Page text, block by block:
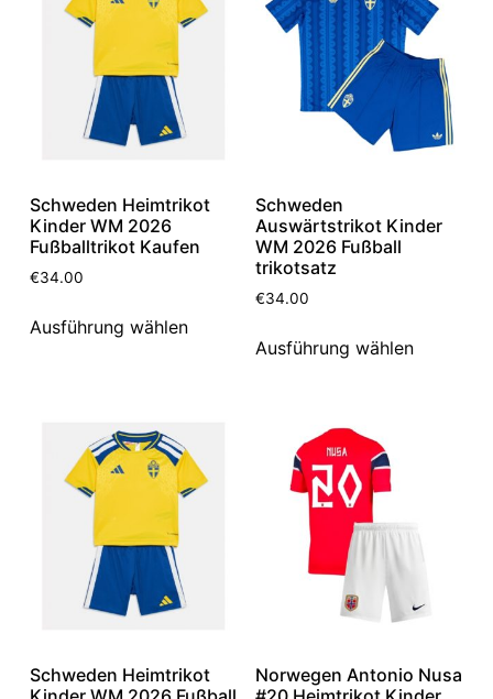
Schweden Heimtrikot
Kinder WM 2026
Fußballtrikot Kaufen
€34.00
Ausführung wählen
Schweden
Auswärtstrikot Kinder
WM 2026 Fußball
trikotsatz
€34.00
Ausführung wählen
Schweden Heimtrikot
Norwegen Antonio Nusa